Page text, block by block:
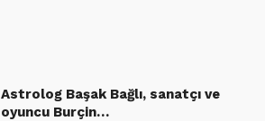
Astrolog Başak Bağlı, sanatçı ve
oyuncu Burçin…